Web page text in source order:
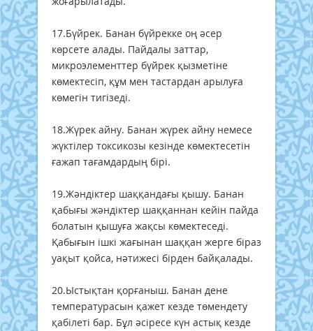
17.Бүйрек. Банан бүйрекке оң әсер
көрсете алады. Пайдалы заттар,
микроэлементтер бүйрек қызметіне
көмектесіп, құм мен тастардан арылуға
көмегін тигізеді.
18.Жүрек айну. Банан жүрек айну немесе
жүктілер токсикозы кезінде көмектесетін
ғажап тағамдардың бірі.
19.Жәндіктер шаққандағы қышу. Банан
қабығы жәндіктер шаққаннан кейін пайда
болатын қышуға жақсы көмектеседі.
Қабығын ішкі жағынан шаққан жерге біраз
уақыт қойса, нәтижесі бірден байқалады.
20.Ыстықтан қорғаныш. Банан дене
температурасын қажет кезде төмендету
қабілеті бар. Бұл әсіресе күн астық кезде